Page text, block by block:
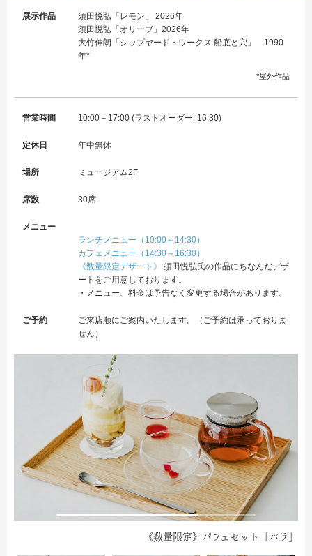
展示作品
須田悦弘「レモン」 2026年
須田悦弘「オリーブ」2026年
大竹伸朗「シップヤード・ワークス 船底と穴」 1990
年*
*屋外作品
営業時間 10:00－17:00 (ラストオーダー: 16:30)
定休日 年中無休
場所 ミュージアム2F
席数 30席
メニュー
ランチメニュー（10:00～14:30）
カフェメニュー（14:30～16:30）
《数量限定デザート》 須田悦弘氏の作品にちなんだデザ
ートをご用意しております。
・メニュー、料金は予告なく変更する場合があります。
ご予約
ご来店順にご案内いたします。（ご予約は承っておりま
せん）
《数量限定》南瓜のパフェ